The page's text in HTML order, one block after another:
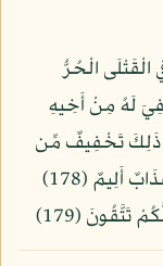
الْقَتْلَى الْحُرُّ
عُفِيَ لَهُ مِنْ أَخِيهِ
ذَلِكَ تَخْفِيفٌ مِّن
رَّبِّكُمْ وَرَحْمَةٌ فَمَنِ اعْتَدَى بَعْدَ ذَلِكَ فَلَهُ عَذَابٌ أَلِيمٌ (178)
تَتَّقُونَ (179)